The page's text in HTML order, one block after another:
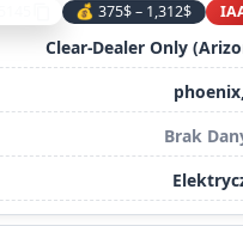
💰 375$ – 1,312$
Clear-Dealer Only
Brak